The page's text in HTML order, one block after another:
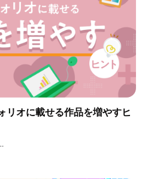
リオに載せる作品を増やすヒ